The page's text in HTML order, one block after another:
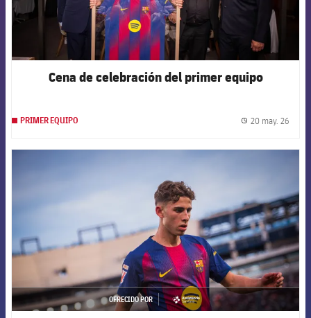
Cena de celebración del primer equipo
PRIMER EQUIPO 20 may. 26
OFRECIDO POR
asistencia